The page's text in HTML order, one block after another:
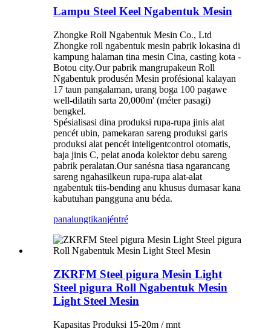
Lampu Steel Keel Ngabentuk Mesin
Zhongke Roll Ngabentuk Mesin Co., Ltd
Zhongke roll ngabentuk mesin pabrik lokasina di
kampung halaman tina mesin Cina, casting kota -
Botou city.Our pabrik mangrupakeun Roll
Ngabentuk produsén Mesin profésional kalayan
17 taun pangalaman, urang boga 100 pagawe
well-dilatih sarta 20,000m' (méter pasagi)
bengkel.
Spésialisasi dina produksi rupa-rupa jinis alat
pencét ubin, pamekaran sareng produksi garis
produksi alat pencét inteligentcontrol otomatis,
baja jinis C, pelat anoda kolektor debu sareng
pabrik peralatan.Our sanésna tiasa ngarancang
sareng ngahasilkeun rupa-rupa alat-alat
ngabentuk tiis-bending anu khusus dumasar kana
kabutuhan pangguna anu béda.
panalungtikanjéntré
ZKRFM Steel pigura Mesin Light
Steel pigura Roll Ngabentuk Mesin
Light Steel Mesin
Kapasitas Produksi 15-20m / mnt